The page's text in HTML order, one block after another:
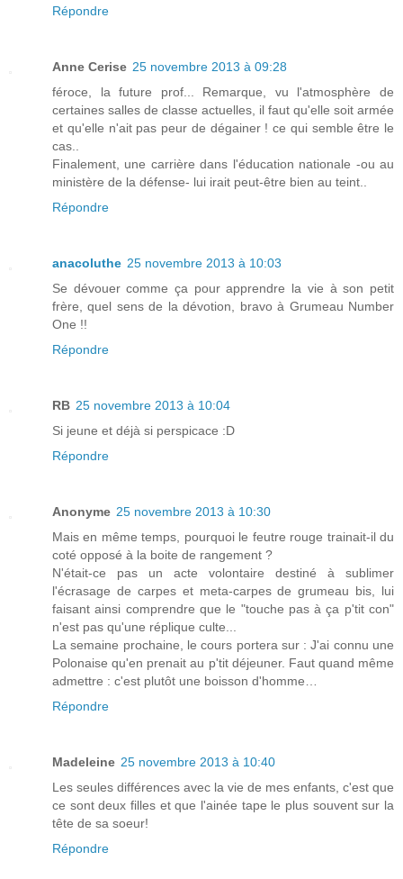
Répondre
Anne Cerise 25 novembre 2013 à 09:28
féroce, la future prof... Remarque, vu l'atmosphère de
certaines salles de classe actuelles, il faut qu'elle soit armée
et qu'elle n'ait pas peur de dégainer ! ce qui semble être le
cas..
Finalement, une carrière dans l'éducation nationale -ou au
ministère de la défense- lui irait peut-être bien au teint..
Répondre
anacoluthe 25 novembre 2013 à 10:03
Se dévouer comme ça pour apprendre la vie à son petit
frère, quel sens de la dévotion, bravo à Grumeau Number
One !!
Répondre
RB 25 novembre 2013 à 10:04
Si jeune et déjà si perspicace :D
Répondre
Anonyme 25 novembre 2013 à 10:30
Mais en même temps, pourquoi le feutre rouge trainait-il du
coté opposé à la boite de rangement ?
N'était-ce pas un acte volontaire destiné à sublimer
l'écrasage de carpes et meta-carpes de grumeau bis, lui
faisant ainsi comprendre que le "touche pas à ça p'tit con"
n'est pas qu'une réplique culte...
La semaine prochaine, le cours portera sur : J'ai connu une
Polonaise qu'en prenait au p'tit déjeuner. Faut quand même
admettre : c'est plutôt une boisson d'homme…
Répondre
Madeleine 25 novembre 2013 à 10:40
Les seules différences avec la vie de mes enfants, c'est que
ce sont deux filles et que l'ainée tape le plus souvent sur la
tête de sa soeur!
Répondre